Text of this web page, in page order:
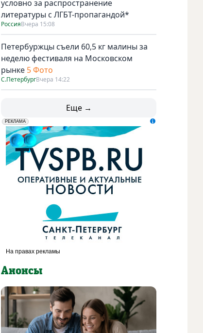
условно за распространение
литературы с ЛГБТ-пропагандой*
РоссияВчера 15:08
Петербуржцы съели 60,5 кг малины за
неделю фестиваля на Московском
рынке 5 Фото
С.ПетербургВчера 14:22
Еще →
erid: LdtCK5udn
РЕКЛАМА
АО "ГАТР", ИНН: 7841320717
Анонсы